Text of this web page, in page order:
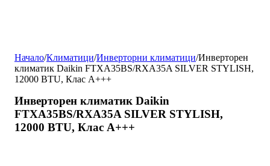
Начало/Климатици/Инверторни климатици/Инверторен
климатик Daikin FTXA35BS/RXA35A SILVER STYLISH,
12000 BTU, Клас A+++
Инверторен климатик Daikin
FTXA35BS/RXA35A SILVER STYLISH,
12000 BTU, Клас A+++